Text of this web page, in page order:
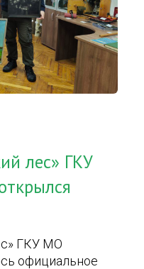
лес» ГКУ
ГКУ МО
официальное